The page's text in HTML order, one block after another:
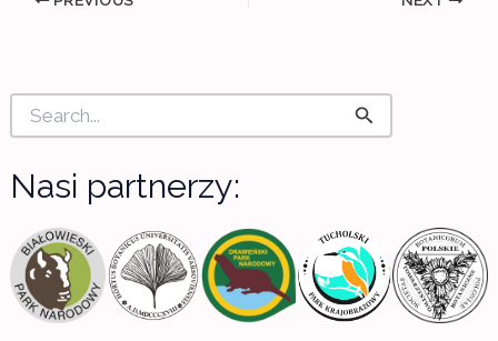
o
r
Nasi partnerzy: